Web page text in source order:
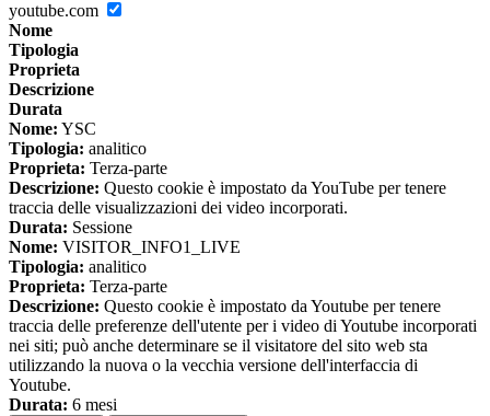
youtube.com
Nome
Tipologia
Proprieta
Descrizione
Durata
Nome: YSC
Tipologia: analitico
Proprieta: Terza-parte
Descrizione: Questo cookie è impostato da YouTube per tenere
traccia delle visualizzazioni dei video incorporati.
Durata: Sessione
Nome: VISITOR_INFO1_LIVE
Tipologia: analitico
Proprieta: Terza-parte
Descrizione: Questo cookie è impostato da Youtube per tenere
traccia delle preferenze dell'utente per i video di Youtube incorporati
nei siti; può anche determinare se il visitatore del sito web sta
utilizzando la nuova o la vecchia versione dell'interfaccia di
Youtube.
Durata: 6 mesi